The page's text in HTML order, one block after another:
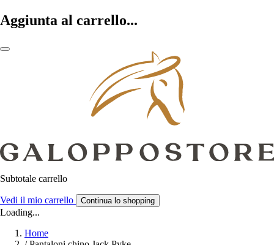
Aggiunta al carrello...
Subtotale carrello
Vedi il mio carrello Continua lo shopping
Loading...
Home